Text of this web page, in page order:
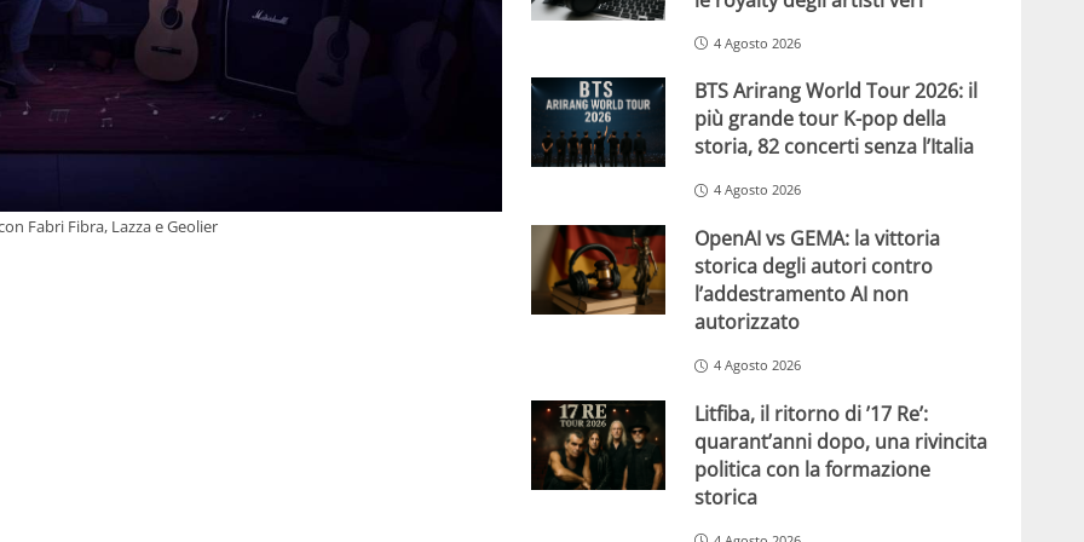
Fabri Fibra, Lazza e Geolier
4 Agosto 2026
BTS Arirang World Tour 2026: il
più grande tour K-pop della
storia, 82 concerti senza l’Italia
4 Agosto 2026
OpenAI vs GEMA: la vittoria
storica degli autori contro
l’addestramento AI non
autorizzato
4 Agosto 2026
Litfiba, il ritorno di ’17 Re’:
quarant’anni dopo, una rivincita
politica con la formazione
storica